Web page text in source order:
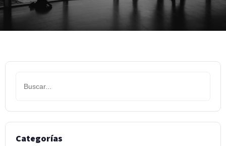
Categorías